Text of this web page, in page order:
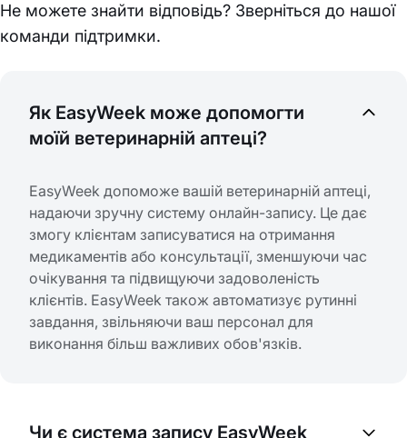
Не можете знайти відповідь? Зверніться до нашої
команди підтримки.
Як EasyWeek може допомогти
моїй ветеринарній аптеці?
EasyWeek допоможе вашій ветеринарній аптеці,
надаючи зручну систему онлайн-запису. Це дає
змогу клієнтам записуватися на отримання
медикаментів або консультації, зменшуючи час
очікування та підвищуючи задоволеність
клієнтів. EasyWeek також автоматизує рутинні
завдання, звільняючи ваш персонал для
виконання більш важливих обов'язків.
Чи є система запису EasyWeek